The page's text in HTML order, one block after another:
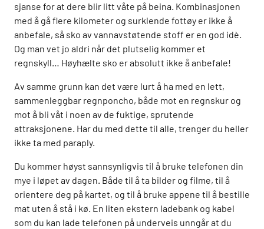
sjanse for at dere blir litt våte på beina. Kombinasjonen
med å gå flere kilometer og surklende fottøy er ikke å
anbefale, så sko av vannavstøtende stoff er en god idè.
Og man vet jo aldri når det plutselig kommer et
regnskyll… Høyhælte sko er absolutt ikke å anbefale!
Av samme grunn kan det være lurt å ha med en lett,
sammenleggbar regnponcho, både mot en regnskur og
mot å bli våt i noen av de fuktige, sprutende
attraksjonene. Har du med dette til alle, trenger du heller
ikke ta med paraply.
Du kommer høyst sannsynligvis til å bruke telefonen din
mye i løpet av dagen. Både til å ta bilder og filme, til å
orientere deg på kartet, og til å bruke appene til å bestille
mat uten å stå i kø. En liten ekstern ladebank og kabel
som du kan lade telefonen på underveis unngår at du